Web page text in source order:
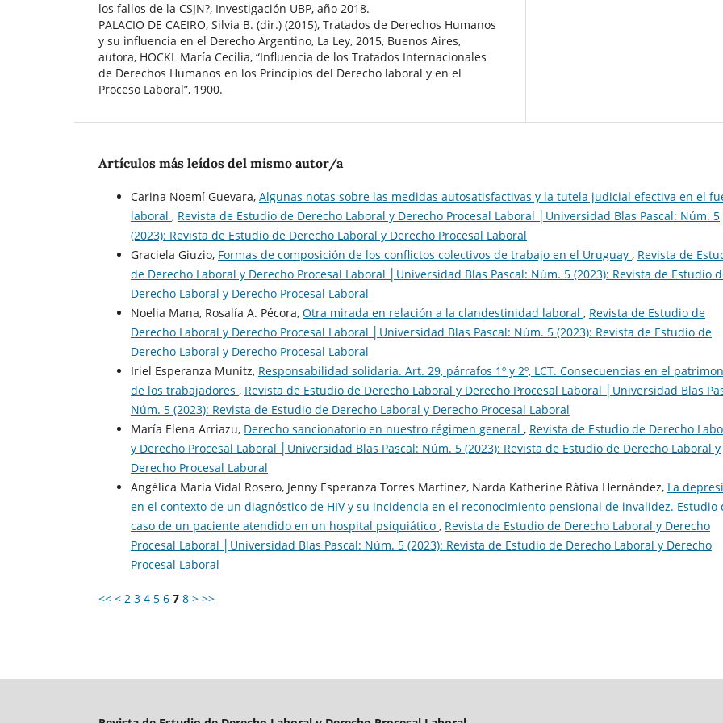
los fallos de la CSJN?, Investigación UBP, año 2018.
PALACIO DE CAEIRO, Silvia B. (dir.) (2015), Tratados de Derechos Humanos
y su influencia en el Derecho Argentino, La Ley, 2015, Buenos Aires,
autora, HOCKL María Cecilia, “Influencia de los Tratados Internacionales
de Derechos Humanos en los Principios del Derecho laboral y en el
Proceso Laboral”, 1900.
Artículos más leídos del mismo autor/a
Carina Noemí Guevara, Algunas notas sobre las medidas autosatisfactivas y la tutela judicial efectiva en el
laboral , Revista de Estudio de Derecho Laboral y Derecho Procesal Laboral │Universidad Blas Pascal: Núm. 5
(2023): Revista de Estudio de Derecho Laboral y Derecho Procesal Laboral
Graciela Giuzio, Formas de composición de los conflictos colectivos de trabajo en el Uruguay , Revista de
de Derecho Laboral y Derecho Procesal Laboral │Universidad Blas Pascal: Núm. 5 (2023): Revista de Estudio
Derecho Laboral y Derecho Procesal Laboral
Noelia Mana, Rosalía A. Pécora, Otra mirada en relación a la clandestinidad laboral , Revista de Estudio de
Derecho Laboral y Derecho Procesal Laboral │Universidad Blas Pascal: Núm. 5 (2023): Revista de Estudio de
Derecho Laboral y Derecho Procesal Laboral
Iriel Esperanza Munitz, Responsabilidad solidaria. Art. 29, párrafos 1º y 2º, LCT. Consecuencias en el
de los trabajadores , Revista de Estudio de Derecho Laboral y Derecho Procesal Laboral │Universidad Blas
Núm. 5 (2023): Revista de Estudio de Derecho Laboral y Derecho Procesal Laboral
María Elena Arriazu, Derecho sancionatorio en nuestro régimen general , Revista de Estudio de Derecho
y Derecho Procesal Laboral │Universidad Blas Pascal: Núm. 5 (2023): Revista de Estudio de Derecho Laboral y
Derecho Procesal Laboral
Angélica María Vidal Rosero, Jenny Esperanza Torres Martínez, Narda Katherine Rátiva Hernández, La
en el contexto de un diagnóstico de HIV y su incidencia en el reconocimiento pensional de invalidez. Estudio
caso de un paciente atendido en un hospital psiquiático , Revista de Estudio de Derecho Laboral y Derecho
Procesal Laboral │Universidad Blas Pascal: Núm. 5 (2023): Revista de Estudio de Derecho Laboral y Derecho
Procesal Laboral
<< < 2 3 4 5 6 7 8 > >>